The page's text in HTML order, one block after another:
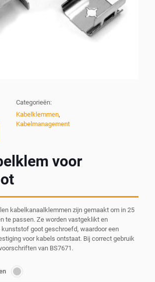
Categorieën:
Kabelklemmen,
Kabelmanagement
voor
kabelkanaalklemmen zijn gemaakt om in 25
te passen. Ze worden vastgeklikt en
kunststof goot geschroefd, waardoor een
voor kabels ontstaat. Bij correct gebruik
van BS7671.